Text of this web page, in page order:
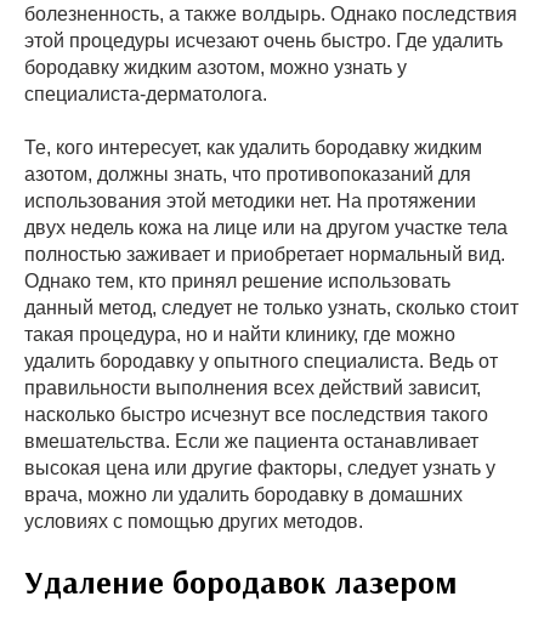
болезненность, а также волдырь. Однако последствия
этой процедуры исчезают очень быстро. Где удалить
бородавку жидким азотом, можно узнать у
специалиста-дерматолога.
Те, кого интересует, как удалить бородавку жидким
азотом, должны знать, что противопоказаний для
использования этой методики нет. На протяжении
двух недель кожа на лице или на другом участке тела
полностью заживает и приобретает нормальный вид.
Однако тем, кто принял решение использовать
данный метод, следует не только узнать, сколько стоит
такая процедура, но и найти клинику, где можно
удалить бородавку у опытного специалиста. Ведь от
правильности выполнения всех действий зависит,
насколько быстро исчезнут все последствия такого
вмешательства. Если же пациента останавливает
высокая цена или другие факторы, следует узнать у
врача, можно ли удалить бородавку в домашних
условиях с помощью других методов.
Удаление бородавок лазером